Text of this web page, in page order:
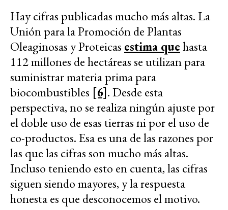
Hay cifras publicadas mucho más altas. La
Unión para la Promoción de Plantas
Oleaginosas y Proteicas estima quehasta
112 millones de hectáreas se utilizan para
suministrar materia prima para
biocombustibles [6]. Desde esta
perspectiva, no se realiza ningún ajuste por
el doble uso de esas tierras ni por el uso de
co-productos. Esa es una de las razones por
las que las cifras son mucho más altas.
Incluso teniendo esto en cuenta, las cifras
siguen siendo mayores, y la respuesta
honesta es que desconocemos el motivo.